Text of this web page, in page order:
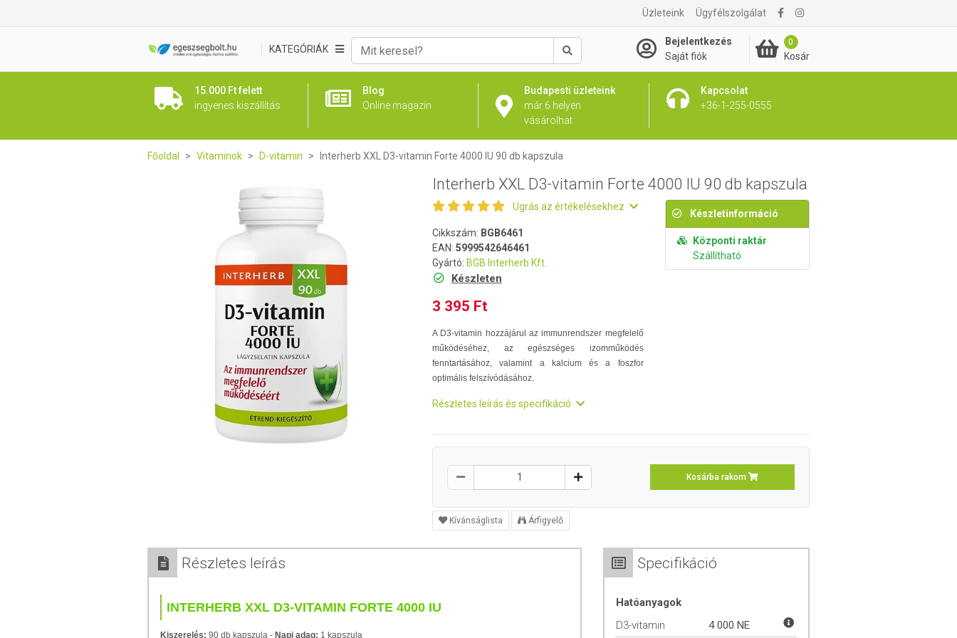
Üzleteink Ügyfélszolgálat
KATEGÓRIÁK
Keresés
Bejelentkezés
Saját fiók
0
Kosár
15.000 Ft felett
ingyenes kiszállítás
Blog
Online magazin
Budapesti üzleteink
már 6 helyen
vásárolhat
Kapcsolat
+36-1-255-0555
3 395 Ft Kosárba rakom
Főoldal Vitaminok D-vitamin Interherb XXL D3-vitamin Forte 4000 IU 90 db kapszula
Interherb XXL D3-vitamin Forte 4000 IU 90 db kapszula
Ugrás az értékelésekhez
Cikkszám: BGB6461
EAN: 5999542646461
Gyártó: BGB Interherb Kft.
Készleten
3 395 Ft
A D3-vitamin hozzájárul az immunrendszer megfelelő
működéséhez, az egészséges izomműködés
fenntartásához, valamint a kalcium és a foszfor
optimális felszívódásához.
Részletes leírás és specifikáció
Készletinformáció
Központi raktár
Szállítható
Kosárba rakom
Kívánságlista Árfigyelő
Részletes leírás
INTERHERB XXL D3-VITAMIN FORTE 4000 IU
Kiszerelés: 90 db kapszula - Napi adag: 1 kapszula
Specifikáció
Hatóanyagok
D3-vitamin
4 000 NE